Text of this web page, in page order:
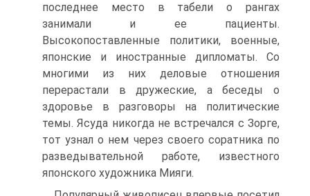
последнее место в табели о рангах
занимали и ее пациенты.
Высокопоставленные политики, военные,
японские и иностранные дипломаты. Со
многими из них деловые отношения
перерастали в дружеские, а беседы о
здоровье в разговоры на политические
темы. Ясуда никогда не встречался с Зорге,
тот узнал о нем через своего соратника по
разведывательной работе, известного
японского художника Мияги.